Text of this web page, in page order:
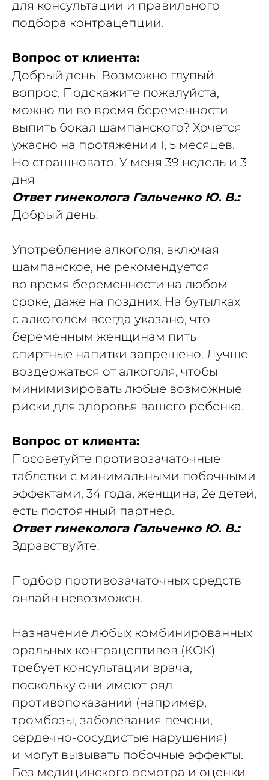
для консультации и правильного
подбора контрацепции.
Вопрос от клиента:
Добрый день! Возможно глупый
вопрос. Подскажите пожалуйста,
можно ли во время беременности
выпить бокал шампанского? Хочется
ужасно на протяжении 1, 5 месяцев.
Но страшновато. У меня 39 недель и 3
дня
Ответ гинеколога Гальченко Ю. В.:
Добрый день!
Употребление алкоголя, включая
шампанское, не рекомендуется
во время беременности на любом
сроке, даже на поздних. На бутылках
с алкоголем всегда указано, что
беременным женщинам пить
спиртные напитки запрещено. Лучше
воздержаться от алкоголя, чтобы
минимизировать любые возможные
риски для здоровья вашего ребенка.
Вопрос от клиента:
Посоветуйте противозачаточные
таблетки с минимальными побочными
эффектами, 34 года, женщина, 2е детей,
есть постоянный партнер.
Ответ гинеколога Гальченко Ю. В.:
Здравствуйте!
Подбор противозачаточных средств
онлайн невозможен.
Назначение любых комбинированных
оральных контрацептивов (КОК)
требует консультации врача,
поскольку они имеют ряд
противопоказаний (например,
тромбозы, заболевания печени,
сердечно-сосудистые нарушения)
и могут вызывать побочные эффекты.
Без медицинского осмотра и оценки